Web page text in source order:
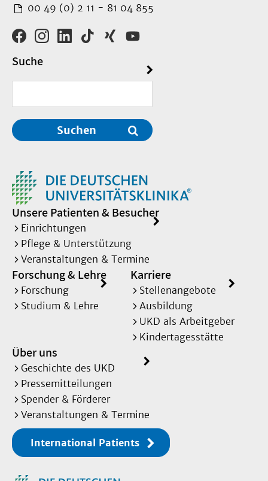
00 49 (0) 2 11 - 81 04 855
Suche
Suchen
Unsere Patienten & Besucher
Einrichtungen
Pflege & Unterstützung
Veranstaltungen & Termine
Forschung & Lehre
Forschung
Studium & Lehre
Karriere
Stellenangebote
Ausbildung
UKD als Arbeitgeber
Kindertagesstätte
Über uns
Geschichte des UKD
Pressemitteilungen
Spender & Förderer
Veranstaltungen & Termine
International Patients